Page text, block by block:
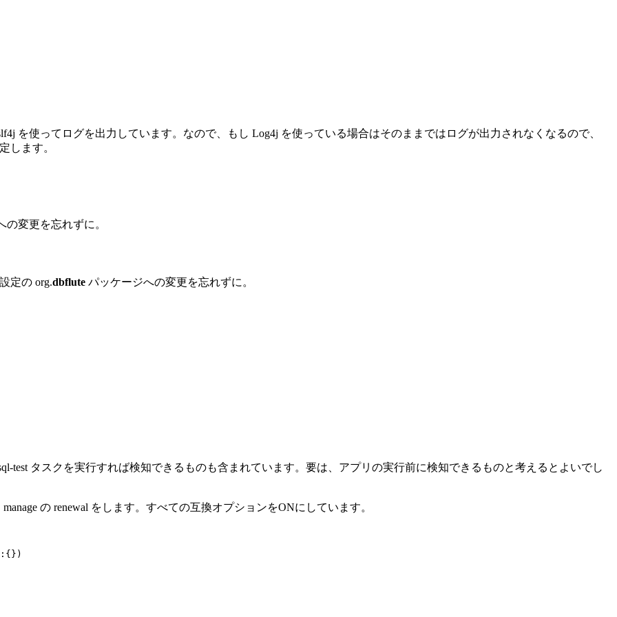
を使ってログを出力しています。なので、もし Log4j を使っている場合はそのままではログが出力されなくなるので、
します。
変更を忘れずに。
定の org.dbflute パッケージへの変更を忘れずに。
test タスクを実行すれば検知できるものも含まれています。要は、アプリの実行前に検知できるものと考えるとよいでし
の renewal をします。すべての互換オプションをONにしています。